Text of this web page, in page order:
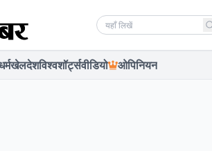
Search news
खेलदेशविश्वशॉर्ट्सवीडियो ओपिनियन